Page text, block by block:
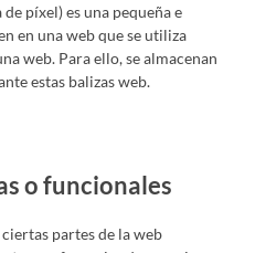
píxel) es una pequeña e
en una web que se utiliza
web. Para ello, se almacenan
estas balizas web.
o funcionales
partes de la web